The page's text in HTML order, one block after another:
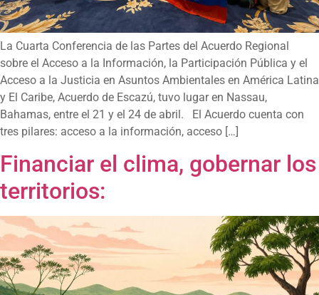
La Cuarta Conferencia de las Partes del Acuerdo Regional
sobre el Acceso a la Información, la Participación Pública y el
Acceso a la Justicia en Asuntos Ambientales en América Latina
y El Caribe, Acuerdo de Escazú, tuvo lugar en Nassau,
Bahamas, entre el 21 y el 24 de abril. El Acuerdo cuenta con
tres pilares: acceso a la información, acceso […]
Financiar el clima, gobernar los
territorios: